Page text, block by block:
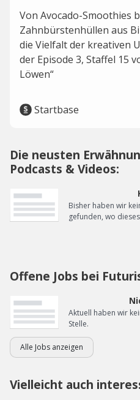
Von Avocado-Smoothies
Zahnbürstenhüllen aus
die Vielfalt der kreativen
der Episode 3, Staffel 15
Löwen“
Startbase
Die neusten
Podcasts & Videos:
Bisher haben wir
gefunden, wo
Offene Jobs bei
Aktuell haben wir
Stelle.
Alle Jobs anzeigen
Vielleicht auch